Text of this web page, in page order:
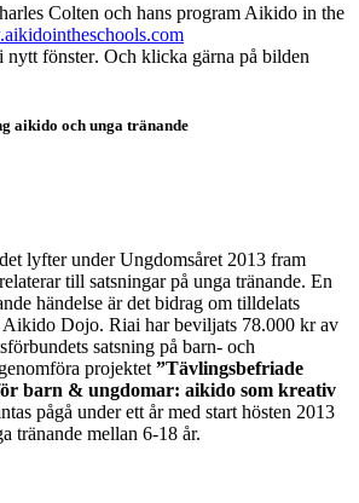
Colten och hans program Aikido in the
. Och klicka gärna på bilden
aikido och unga tränande
lyfter under Ungdomsåret 2013 fram
till satsningar på unga tränande. En
händelse är det bidrag om tilldelats
Dojo. Riai har beviljats 78.000 kr av
satsning på barn- och
projektet ”Tävlingsbefriade
barn & ungdomar: aikido som kreativ
pågå under ett år med start hösten 2013
tränande mellan 6-18 år.